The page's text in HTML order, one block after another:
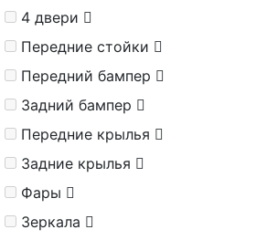
4 двери
Передние стойки
Передний бампер
Задний бампер
Передние крылья
Задние крылья
Фары
Зеркала